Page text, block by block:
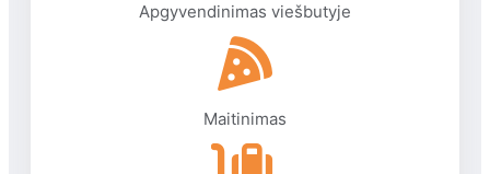
persirengimo kabinos yra
Apgyvendinimas viešbutyje
Maitinimas